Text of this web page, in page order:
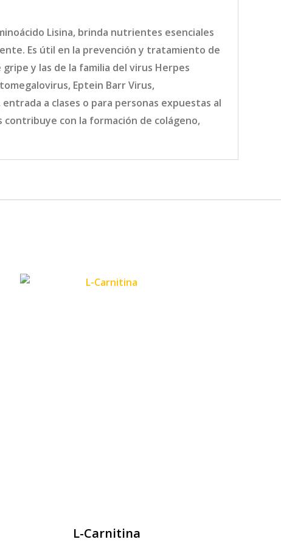
Lisina, brinda nutrientes esenciales
Es útil en la prevención y tratamiento de
y las de la familia del virus Herpes
Eptein Barr Virus,
a clases o para personas expuestas al
contribuye con la formación de colágeno,
L-Carnitina